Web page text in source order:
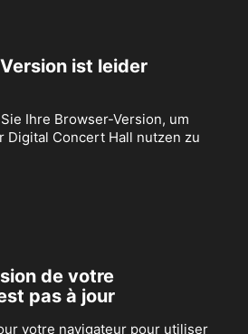
ist leider
Ihre Browser-Version, um
Digital Concert Hall nutzen zu
de votre
pas à jour
votre navigateur pour utiliser